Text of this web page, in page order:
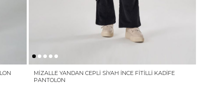
MIZALLE YANDAN CEPLI SIYAH İNCE FITILLI KADIFE
PANTOLON